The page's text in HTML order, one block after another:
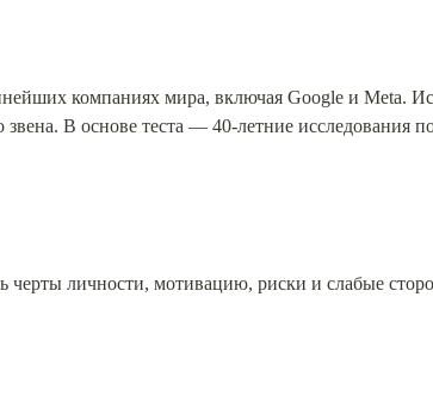
компаниях мира, включая Google и Meta.
В основе теста — 40-летние исследования
черты личности, мотивацию, риски и слабые